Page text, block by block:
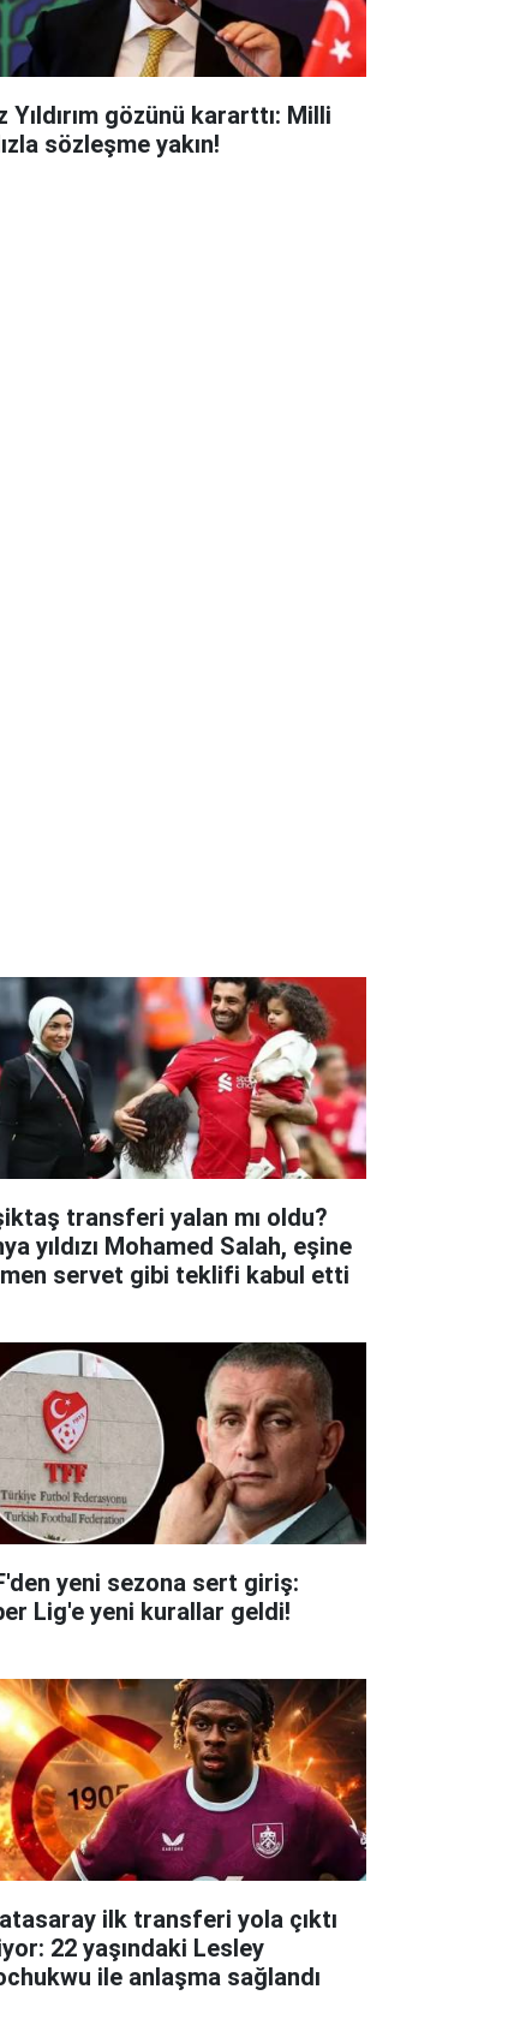
Yıldırım gözünü kararttı: Milli
sözleşme yakın!
transferi yalan mı oldu?
yıldızı Mohamed Salah, eşine
servet gibi teklifi kabul etti
yeni sezona sert giriş:
Lig'e yeni kurallar geldi!
ilk transferi yola çıktı
22 yaşındaki Lesley
ile anlaşma sağlandı